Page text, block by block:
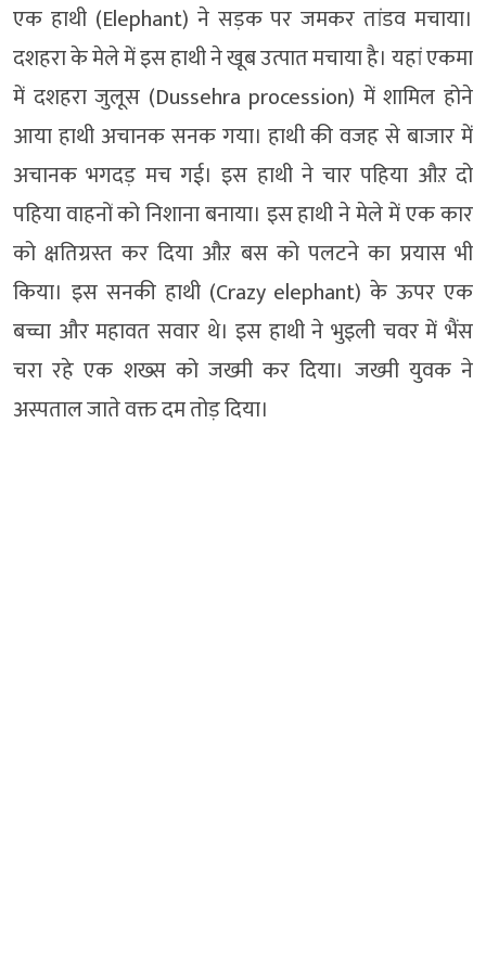
एक हाथी (Elephant) ने सड़क पर जमकर तांडव मचाया।
दशहरा के मेले में इस हाथी ने खूब उत्पात मचाया है। यहां एकमा
में दशहरा जुलूस (Dussehra procession) में शामिल होने
आया हाथी अचानक सनक गया। हाथी की वजह से बाजार में
अचानक भगदड़ मच गई। इस हाथी ने चार पहिया औऱ दो
पहिया वाहनों को निशाना बनाया। इस हाथी ने मेले में एक कार
को क्षतिग्रस्त कर दिया औऱ बस को पलटने का प्रयास भी
किया। इस सनकी हाथी (Crazy elephant) के ऊपर एक
बच्चा और महावत सवार थे। इस हाथी ने भुइली चवर में भैंस
चरा रहे एक शख्स को जख्मी कर दिया। जख्मी युवक ने
अस्पताल जाते वक्त दम तोड़ दिया।